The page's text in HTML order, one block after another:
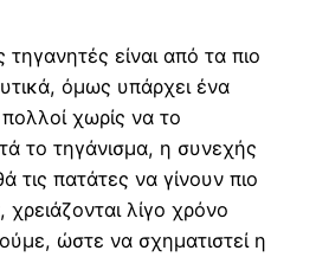
τηγανητές είναι από τα πιο
όμως υπάρχει ένα
χωρίς να το
το τηγάνισμα, η συνεχής
τις πατάτες να γίνουν πιο
χρειάζονται λίγο χρόνο
ώστε να σχηματιστεί η